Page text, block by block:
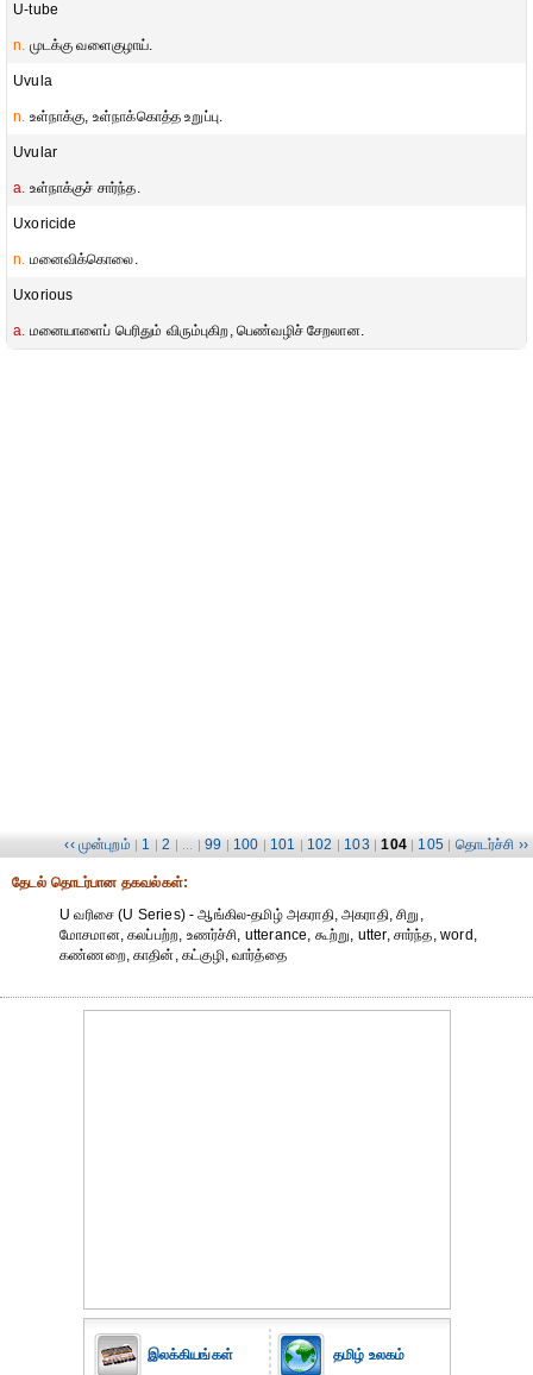
U-tube
n. முடக்கு வளைகுழாய்.
Uvula
n. உள்நாக்கு, உள்நாக்கொத்த உறுப்பு.
Uvular
a. உள்நாக்குச் சார்ந்த.
Uxoricide
n. மனைவிக்கொலை.
Uxorious
a. மனையாளைப் பெரிதும் விரும்புகிற, பெண்வழிச் சேறலான.
‹‹ முன்புறம் | 1 | 2 | ... | 99 | 100 | 101 | 102 | 103 | 104 | 105 | தொடர்ச்சி ››
தேட‌ல் தொட‌ர்பான தகவ‌ல்க‌ள்:
U வரிசை (U Series) - ஆங்கில-தமிழ் அகராதி, அகராதி, சிறு,
மோசமான, கலப்பற்ற, உணர்ச்சி, utterance, கூற்று, utter, சார்ந்த, word,
கண்ணறை, காதின், கட்குழி, வார்த்தை
இலக்கியங்கள் தமிழ் உலகம்